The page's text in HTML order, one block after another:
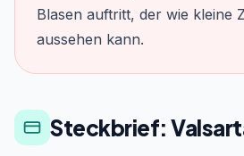
Blasen auftritt, der wie kleine
aussehen kann.
Steckbrief: